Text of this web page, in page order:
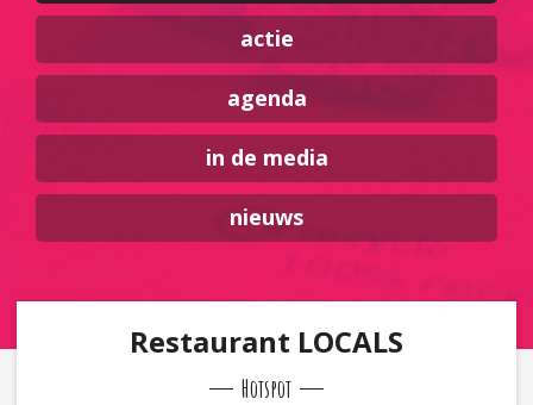
actie
agenda
in de media
nieuws
Restaurant LOCALS
Hotspot